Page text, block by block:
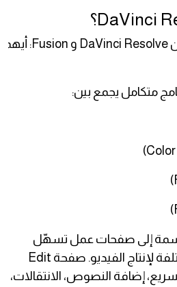
مقسمة إلى صفحات عمل تسهّل
الانتقال بين المراحل المختلفة لإنتاج الفيديو. صفحة Edit
إضافة النصوص، الانتقالات،